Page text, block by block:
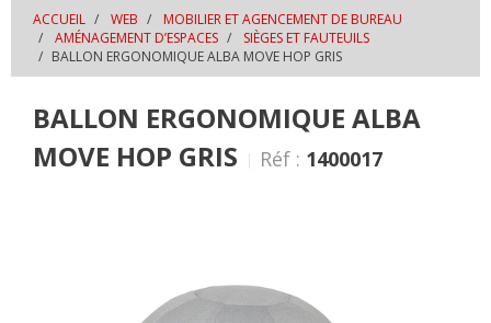
ACCUEIL WEB
MOBILIER ET AGENCEMENT DE BUREAU
AMÉNAGEMENT D’ESPACES
SIÈGES ET FAUTEUILS
BALLON ERGONOMIQUE ALBA MOVE HOP GRIS
BALLON ERGONOMIQUE ALBA
MOVE HOP GRIS
Réf : 1400017